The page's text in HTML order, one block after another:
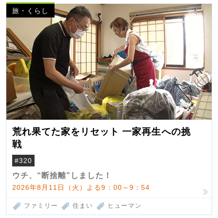
旅・くらし
荒れ果てた家をリセット 一家再生への挑
戦
#320
ウチ、“断捨離”しました！
2026年8月11日（火）よる9：00～9：54
ファミリー 住まい ヒューマン